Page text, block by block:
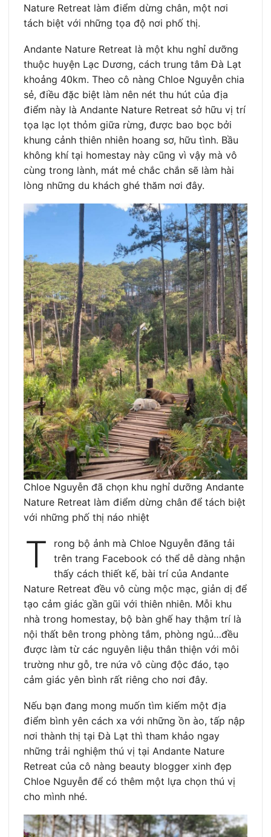
Nature Retreat làm điểm dừng chân, một nơi
tách biệt với những tọa độ nơi phố thị.
Andante Nature Retreat là một khu nghỉ dưỡng
thuộc huyện Lạc Dương, cách trung tâm Đà Lạt
khoảng 40km. Theo cô nàng Chloe Nguyễn chia
sẻ, điều đặc biệt làm nên nét thu hút của địa
điểm này là Andante Nature Retreat sở hữu vị trí
tọa lạc lọt thỏm giữa rừng, được bao bọc bởi
khung cảnh thiên nhiên hoang sơ, hữu tình. Bầu
không khí tại homestay này cũng vì vậy mà vô
cùng trong lành, mát mẻ chắc chắn sẽ làm hài
lòng những du khách ghé thăm nơi đây.
Chloe Nguyễn đã chọn khu nghỉ dưỡng Andante
Nature Retreat làm điểm dừng chân để tách biệt
với những phố thị náo nhiệt
T
rong bộ ảnh mà Chloe Nguyễn đăng tải
trên trang Facebook có thể dễ dàng nhận
thấy cách thiết kế, bài trí của Andante
Nature Retreat đều vô cùng mộc mạc, giản dị để
tạo cảm giác gần gũi với thiên nhiên. Mỗi khu
nhà trong homestay, bộ bàn ghế hay thậm trí là
nội thất bên trong phòng tắm, phòng ngủ…đều
được làm từ các nguyên liệu thân thiện với môi
trường như gỗ, tre nứa vô cùng độc đáo, tạo
cảm giác yên bình rất riêng cho nơi đây.
Nếu bạn đang mong muốn tìm kiếm một địa
điểm bình yên cách xa với những ồn ào, tấp nập
nơi thành thị tại Đà Lạt thì tham khảo ngay
những trải nghiệm thú vị tại Andante Nature
Retreat của cô nàng beauty blogger xinh đẹp
Chloe Nguyễn để có thêm một lựa chọn thú vị
cho mình nhé.